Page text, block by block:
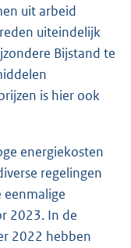
uit arbeid
uiteindelijk
Bijstand te
is hier ook
energiekosten
regelingen
eenmalige
2023. In de
2022 hebben